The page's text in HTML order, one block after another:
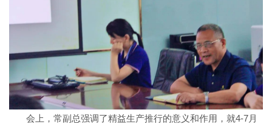
会上，常副总强调了精益生产推行的意义和作用，就4-7月